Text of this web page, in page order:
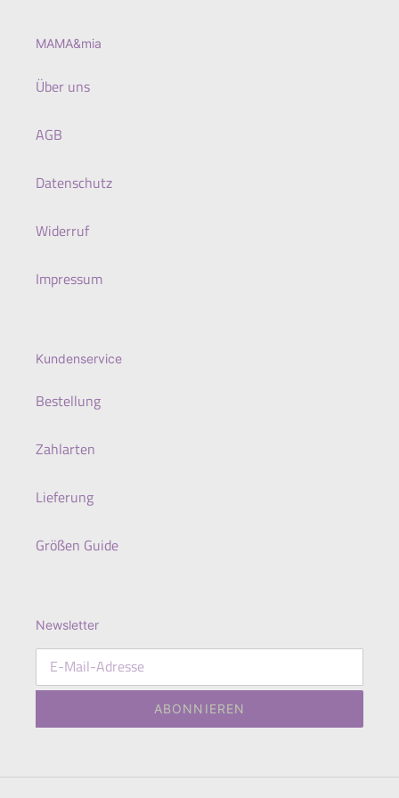
MAMA&mia
Über uns
AGB
Datenschutz
Widerruf
Impressum
Kundenservice
Bestellung
Zahlarten
Lieferung
Größen Guide
Newsletter
ABONNIEREN